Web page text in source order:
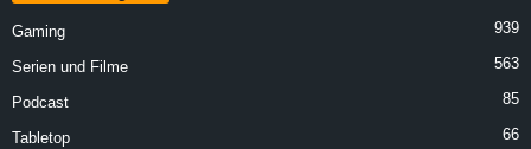
Gaming 939
Serien und Filme 563
Podcast 85
Tabletop 66